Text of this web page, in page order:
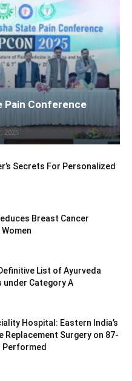
Pain Conference
2025
Secrets For Personalized
Breast Cancer
List of Ayurveda
Category A
Hospital: Eastern India’s
Replacement Surgery on 87-
Performed